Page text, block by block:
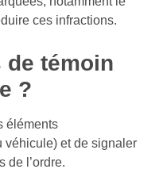
ces infractions.
de témoin
?
éléments
véhicule) et de signaler
de l’ordre.